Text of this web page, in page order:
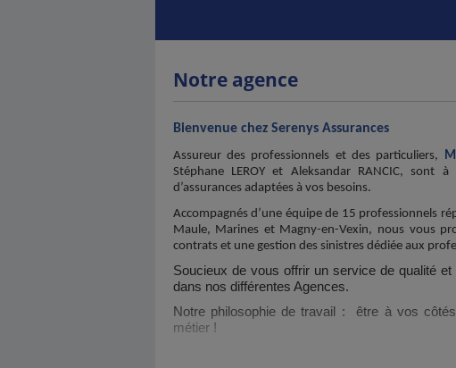
Notre agence
Bienvenue chez Serenys Assurances
Assureur des professionnels et des particuliers,
Stéphane LEROY et Aleksandar RANCIC,
d’assurances adaptées à vos besoins.
Accompagnés d’une équipe de 15 professionnels
Maule, Marines et Magny-en-Vexin, nous vous
contrats et une gestion des sinistres dédiée aux
Soucieux de vous offrir un service de qualité
dans nos différentes Agences.
Notre philosophie de travail : être à vos
métier !